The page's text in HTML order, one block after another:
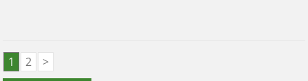
1 2 >